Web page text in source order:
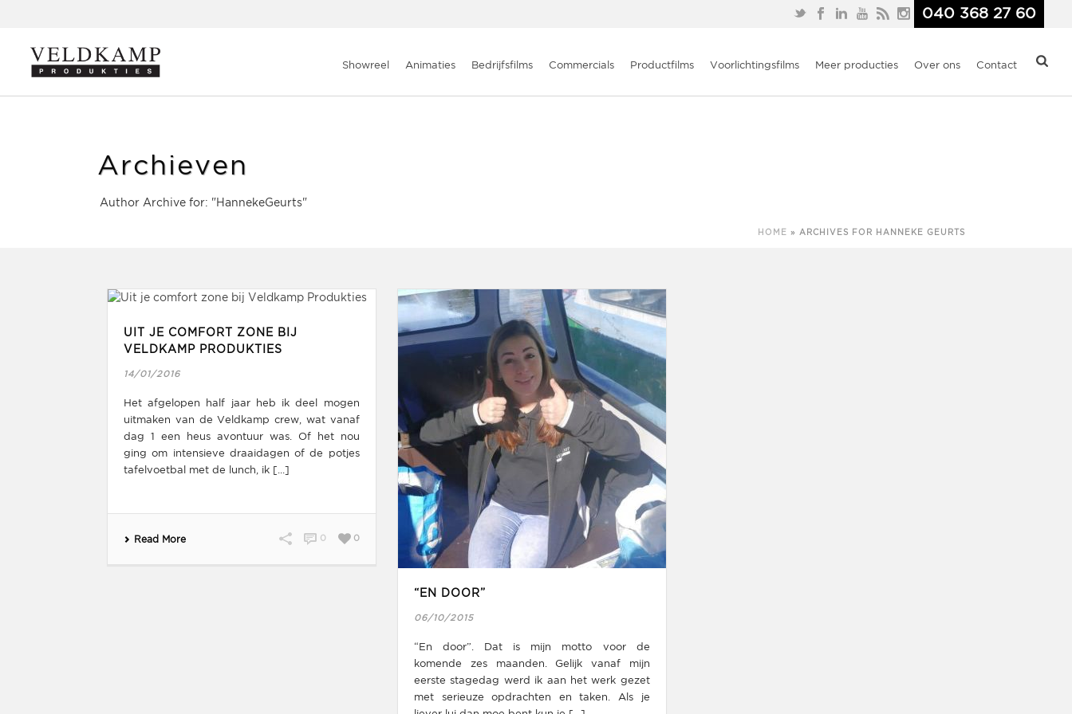
040 368 27 60
Showreel Animaties Bedrijfsfilms Commercials Productfilms Voorlichtingsfilms Meer producties Over ons Contact
Archieven
Author Archive for: "HannekeGeurts"
HOME » ARCHIVES FOR HANNEKE GEURTS
UIT JE COMFORT ZONE BIJ
VELDKAMP PRODUKTIES
14/01/2016
Het afgelopen half jaar heb ik deel mogen
uitmaken van de Veldkamp crew, wat vanaf
dag 1 een heus avontuur was. Of het nou
ging om intensieve draaidagen of de potjes
tafelvoetbal met de lunch, ik [...]
Read More 0
0
“EN DOOR”
06/10/2015
“En door”. Dat is mijn motto voor de
komende zes maanden. Gelijk vanaf mijn
eerste stagedag werd ik aan het werk gezet
met serieuze opdrachten en taken. Als je